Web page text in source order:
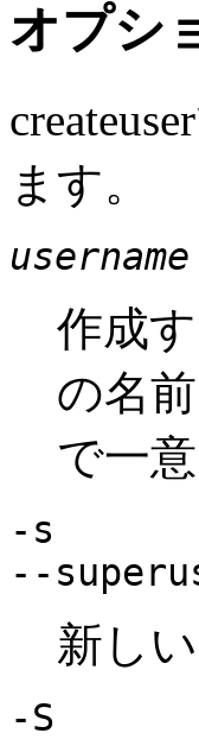
オプシ
createuser
ます。
username
作成
の名
で一
-s
--
新し
-S